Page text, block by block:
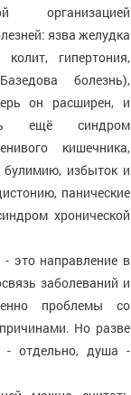
организацией
язва желудка
гипертония,
болезнь),
он расширен, и
ещё синдром
кишечника,
булимию, избыток и
панические
хронической
это направление в
заболеваний и
проблемы со
Но разве
- отдельно, душа -